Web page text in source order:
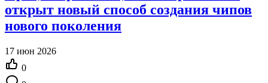
открыт новый способ создания чипов
нового поколения
17 июн 2026
0